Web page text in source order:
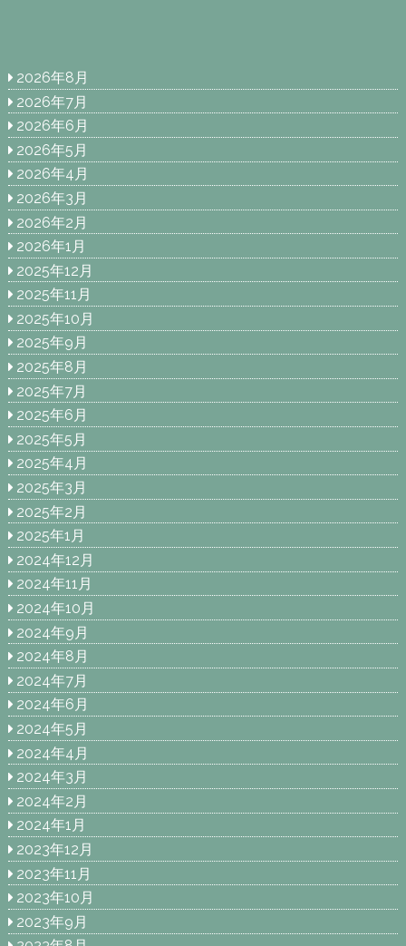
2026年8月
2026年7月
2026年6月
2026年5月
2026年4月
2026年3月
2026年2月
2026年1月
2025年12月
2025年11月
2025年10月
2025年9月
2025年8月
2025年7月
2025年6月
2025年5月
2025年4月
2025年3月
2025年2月
2025年1月
2024年12月
2024年11月
2024年10月
2024年9月
2024年8月
2024年7月
2024年6月
2024年5月
2024年4月
2024年3月
2024年2月
2024年1月
2023年12月
2023年11月
2023年10月
2023年9月